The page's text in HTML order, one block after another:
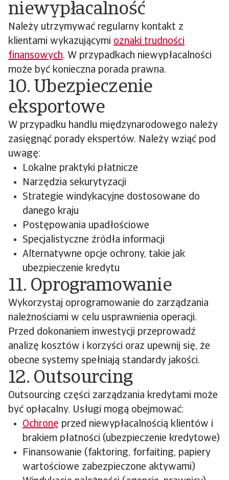
niewypłacalność
Należy utrzymywać regularny kontakt z
klientami wykazującymi oznaki trudności
finansowych. W przypadkach niewypłacalności
może być konieczna porada prawna.
10. Ubezpieczenie
eksportowe
W przypadku handlu międzynarodowego należy
zasięgnąć porady ekspertów. Należy wziąć pod
uwagę:
Lokalne praktyki płatnicze
Narzędzia sekurytyzacji
Strategie windykacyjne dostosowane do
danego kraju
Postępowania upadłościowe
Specjalistyczne źródła informacji
Alternatywne opcje ochrony, takie jak
ubezpieczenie kredytu
11. Oprogramowanie
Wykorzystaj oprogramowanie do zarządzania
należnościami w celu usprawnienia operacji.
Przed dokonaniem inwestycji przeprowadź
analizę kosztów i korzyści oraz upewnij się, że
obecne systemy spełniają standardy jakości.
12. Outsourcing
Outsourcing części zarządzania kredytami może
być opłacalny. Usługi mogą obejmować:
Ochronę przed niewypłacalnością klientów i
brakiem płatności (ubezpieczenie kredytowe)
Finansowanie (faktoring, forfaiting, papiery
wartościowe zabezpieczone aktywami)